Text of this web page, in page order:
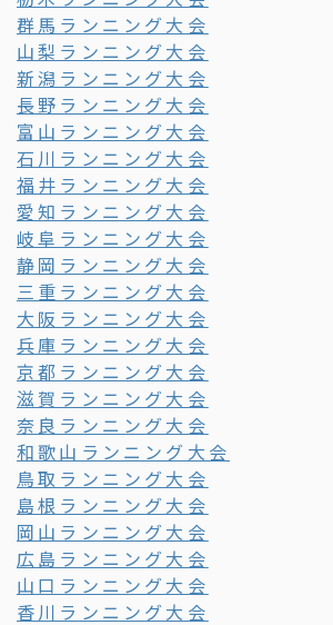
群馬ランニング大会
山梨ランニング大会
新潟ランニング大会
長野ランニング大会
富山ランニング大会
石川ランニング大会
福井ランニング大会
愛知ランニング大会
岐阜ランニング大会
静岡ランニング大会
三重ランニング大会
大阪ランニング大会
兵庫ランニング大会
京都ランニング大会
滋賀ランニング大会
奈良ランニング大会
和歌山ランニング大会
鳥取ランニング大会
島根ランニング大会
岡山ランニング大会
広島ランニング大会
山口ランニング大会
香川ランニング大会